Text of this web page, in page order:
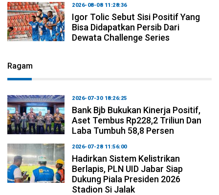
2026-08-08 11:28:36
Igor Tolic Sebut Sisi Positif Yang
Bisa Didapatkan Persib Dari
Dewata Challenge Series
Ragam
2026-07-30 18:26:25
Bank Bjb Bukukan Kinerja Positif,
Aset Tembus Rp228,2 Triliun Dan
Laba Tumbuh 58,8 Persen
2026-07-28 11:56:00
Hadirkan Sistem Kelistrikan
Berlapis, PLN UID Jabar Siap
Dukung Piala Presiden 2026
Stadion Si Jalak